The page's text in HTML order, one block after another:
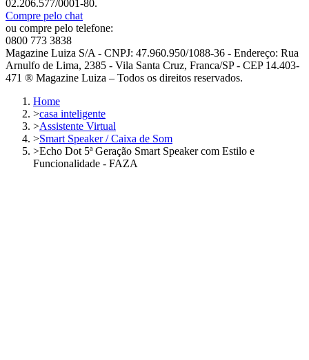
02.206.577/0001-80.
Compre pelo chat
ou compre pelo telefone:
0800 773 3838
Magazine Luiza S/A - CNPJ: 47.960.950/1088-36 - Endereço: Rua
Arnulfo de Lima, 2385 - Vila Santa Cruz, Franca/SP - CEP 14.403-
471 ® Magazine Luiza – Todos os direitos reservados.
Home
>casa inteligente
>Assistente Virtual
>Smart Speaker / Caixa de Som
>Echo Dot 5ª Geração Smart Speaker com Estilo e
Funcionalidade - FAZA